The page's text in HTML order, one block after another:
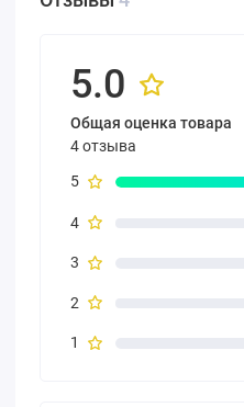
5.0
Общая оценка товара
4 отзыва
5
4
3
2
1